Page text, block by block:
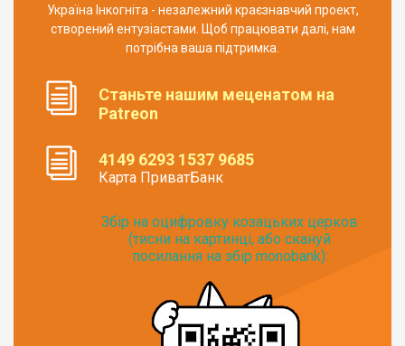
Україна Інкогніта - незалежний краєзнавчий проект,
створений ентузіастами. Щоб працювати далі, нам
потрібна ваша підтримка.
Станьте нашим меценатом на
Patreon
4149 6293 1537 9685
Карта ПриватБанк
Збір на оцифровку козацьких церков
(тисни на картинці, або скануй
посилання на збір monobank):